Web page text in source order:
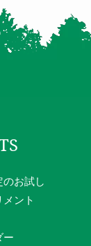
お試し
ント
ー